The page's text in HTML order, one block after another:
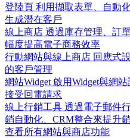
登陸頁 利用擷取表單、自動
生成潛在客戶
線上商店 透過庫存管理、訂
幅度提高電子商務效率
行動網站與線上商店 回應式
的客戶管理
網站Widget 啟用Widget與網
接受回電請求
線上行銷工具 透過電子郵件
銷自動化、CRM整合來提升
查看所有網站與商店功能